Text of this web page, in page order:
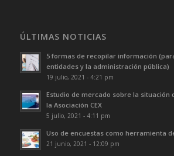
ÚLTIMAS NOTICIAS
5 formas de recopilar información
entidades y la administración pública)
19 julio, 2021 - 4:21 pm
Estudio de mercado sobre la situación
la Asociación CEX
5 julio, 2021 - 4:11 pm
Uso de encuestas como herramienta
21 junio, 2021 - 12:09 pm